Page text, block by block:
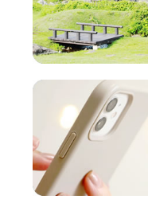
りますように
2026.7.12
魂を込めて祈
2026.7.07
私達は他国からの旅
忘れずに居られたら